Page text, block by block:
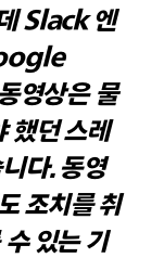
Slack 엔
영상은 물
했던 스레
다. 동영
조치를 취
있는 기